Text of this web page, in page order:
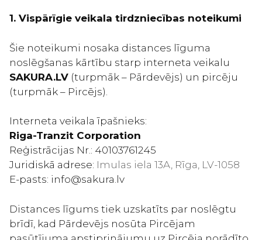
1. Vispārīgie veikala tirdzniecības noteikumi
Šie noteikumi nosaka distances līguma
noslēgšanas kārtību starp interneta veikalu
SAKURA.LV (turpmāk – Pārdevējs) un pircēju
(turpmāk – Pircējs).
Interneta veikala īpašnieks:
Riga-Tranzit Corporation
Reģistrācijas Nr.: 40103761245
Juridiskā adrese: Imulas iela 13A, Rīga, LV-1058
E-pasts: info@sakura.lv
Distances līgums tiek uzskatīts par noslēgtu
brīdī, kad Pārdevējs nosūta Pircējam